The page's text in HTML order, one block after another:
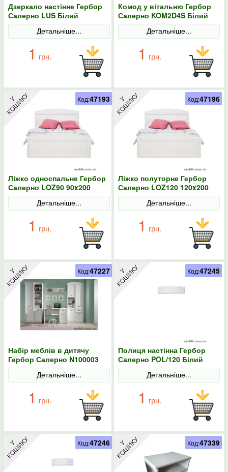
Дзеркало настінне Гербор
Салерно LUS Білий
Детальніше...
1 грн.
Комод у вітальню Гербор
Салерно KOM2D4S Білий
Детальніше...
1 грн.
Ліжко односпальне Гербор
Салерно LOZ90 90x200
Білий
Детальніше...
1 грн.
Код:47193
Ліжко полуторне Гербор
Салерно LOZ120 120x200
Білий
Детальніше...
1 грн.
Код:47196
Набір меблів в дитячу
Гербор Салерно N100003
Білий
Детальніше...
1 грн.
Код:47227
Полиця настінна Гербор
Салерно POL/120 Білий
Детальніше...
1 грн.
Код:47245
Код:47246 Код:47339